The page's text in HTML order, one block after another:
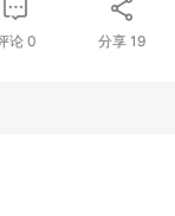
论0 分享19